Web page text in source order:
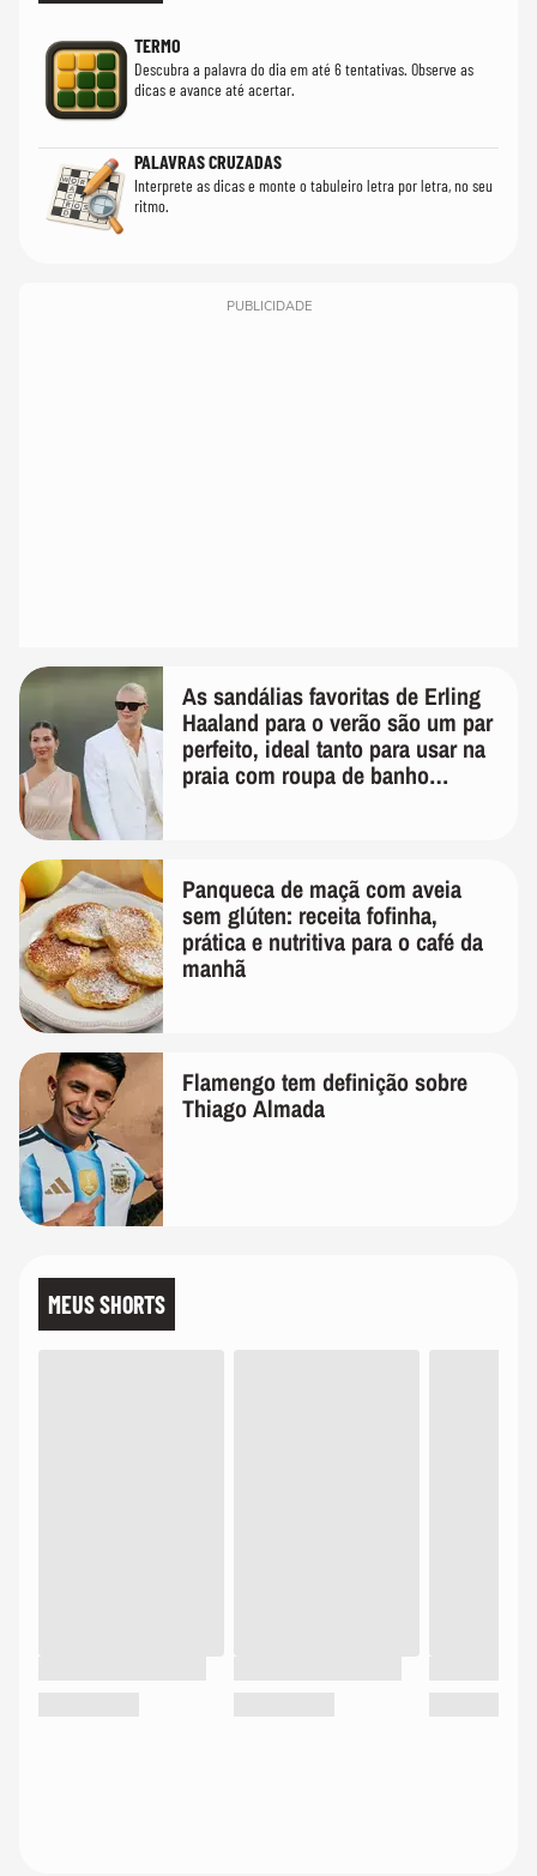
TERMO
Descubra a palavra do dia em até 6 tentativas. Observe as
dicas e avance até acertar.
PALAVRAS CRUZADAS
Interprete as dicas e monte o tabuleiro letra por letra, no seu
ritmo.
PUBLICIDADE
As sandálias favoritas de Erling
Haaland para o verão são um par
perfeito, ideal tanto para usar na
praia com roupa de banho
Panqueca de maçã com aveia
sem glúten: receita fofinha,
prática e nutritiva para o café da
manhã
Flamengo tem definição sobre
Thiago Almada
MEUS SHORTS